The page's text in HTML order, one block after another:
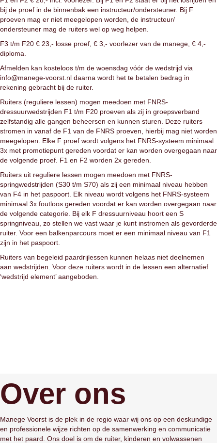
bij de proef in de binnenbak een instructeur/ondersteuner. Bij F
proeven mag er niet meegelopen worden, de instructeur/
ondersteuner mag de ruiters wel op weg helpen.
F3 t/m F20 € 23,- losse proef, € 3,- voorlezer van de manege, € 4,-
diploma.
Afmelden kan kosteloos t/m de woensdag vóór de wedstrijd via
info@manege-voorst.nl daarna wordt het te betalen bedrag in
rekening gebracht bij de ruiter.
Ruiters (reguliere lessen) mogen meedoen met FNRS-
dressuurwedstrijden F1 t/m F20 proeven als zij in groepsverband
zelfstandig alle gangen beheersen en kunnen sturen. Deze ruiters
stromen in vanaf de F1 van de FNRS proeven, hierbij mag niet worden
meegelopen. Elke F proef wordt volgens het FNRS-systeem minimaal
3x met promotiepunt gereden voordat er kan worden overgegaan naar
de volgende proef. F1 en F2 worden 2x gereden.
Ruiters uit reguliere lessen mogen meedoen met FNRS-
springwedstrijden (S30 t/m S70) als zij een minimaal niveau hebben
van F4 in het paspoort. Elk niveau wordt volgens het FNRS-systeem
minimaal 3x foutloos gereden voordat er kan worden overgegaan naar
de volgende categorie. Bij elk F dressuurniveau hoort een S
springniveau, zo stellen we vast waar je kunt instromen als gevorderde
ruiter. Voor een balkenparcours moet er een minimaal niveau van F1
zijn in het paspoort.
Ruiters van begeleid paardrijlessen kunnen helaas niet deelnemen
aan wedstrijden. Voor deze ruiters wordt in de lessen een alternatief
‘wedstrijd element’ aangeboden.
Over ons
Manege Voorst is de plek in de regio waar wij ons op een deskundige
en professionele wijze richten op de samenwerking en communicatie
met het paard. Ons doel is om de ruiter, kinderen en volwassenen